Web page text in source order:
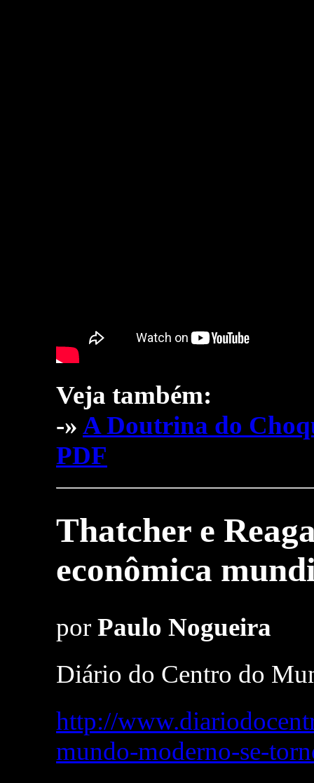
Veja também:
-» A Doutrina do
PDF
Thatcher e
econômica
por Paulo Nogueira
Diário do Centro do
http://
mundo-moderno-se-